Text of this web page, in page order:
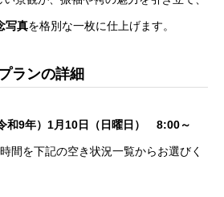
写真を格別な一枚に仕上げます。
ランの詳細
9年） 1月10日（日曜日） 8:00～
間を下記の空き状況一覧からお選びく